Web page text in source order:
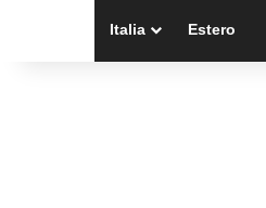
Italia Estero